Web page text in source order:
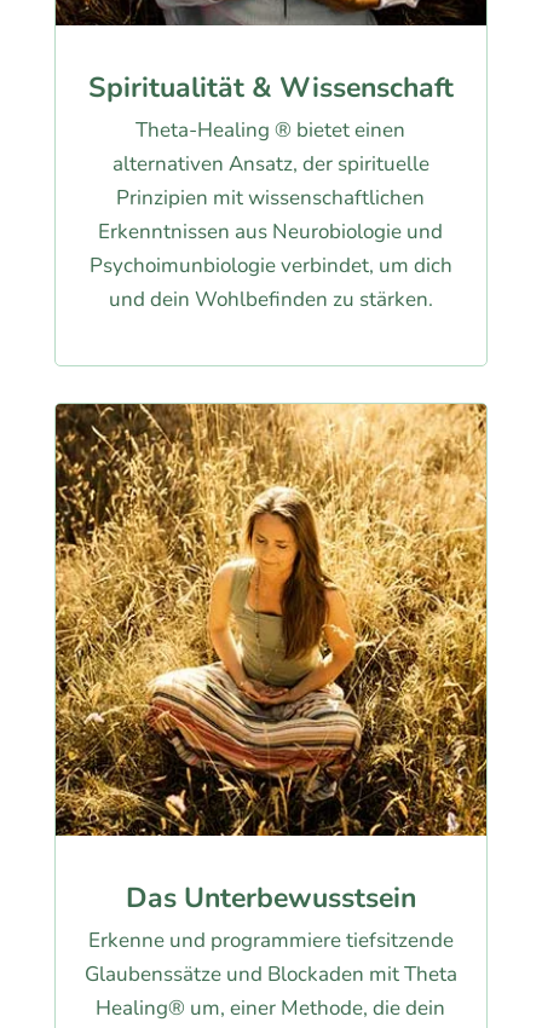
Spiritualität & Wissenschaft
Theta-Healing ® bietet einen
alternativen Ansatz, der spirituelle
Prinzipien mit wissenschaftlichen
Erkenntnissen aus Neurobiologie und
Psychoimunbiologie verbindet, um dich
und dein Wohlbefinden zu stärken.
Das Unterbewusstsein
Erkenne und programmiere tiefsitzende
Glaubenssätze und Blockaden mit Theta
Healing® um, einer Methode, die dein